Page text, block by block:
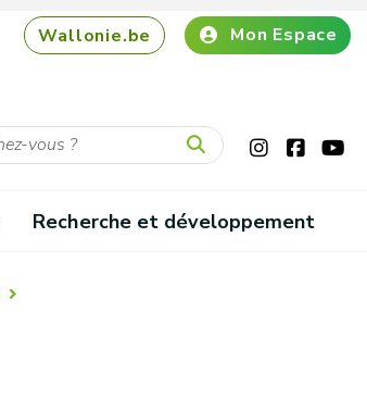
Wallonie.be Mon Espace
Recherche et développement